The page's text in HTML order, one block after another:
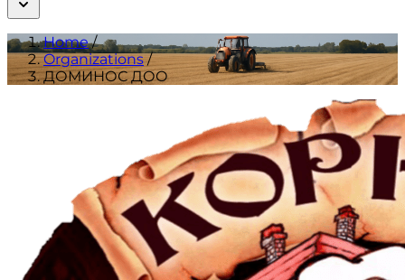
Home/
Organizations/
ДОМИНОС ДОО